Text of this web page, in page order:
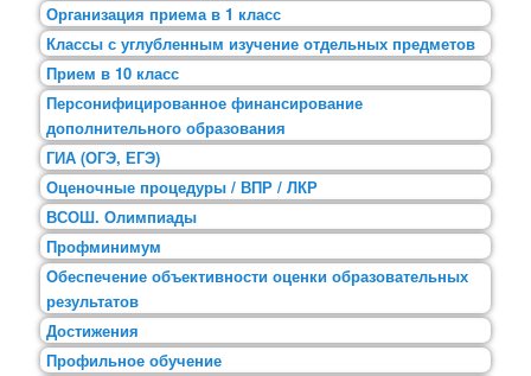
Организация приема в 1 класс
Классы с углубленным изучение отдельных предметов
Прием в 10 класс
Персонифицированное финансирование
дополнительного образования
ГИА (ОГЭ, ЕГЭ)
Оценочные процедуры / ВПР / ЛКР
ВСОШ. Олимпиады
Профминимум
Обеспечение объективности оценки образовательных
результатов
Достижения
Профильное обучение